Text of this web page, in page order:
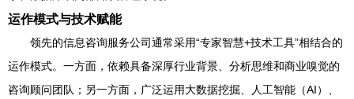
运作模式与技术赋能
领先的信息咨询服务公司通常采用“专家智慧+技术工具”相结合的
运作模式。一方面，依赖具备深厚行业背景、分析思维和商业嗅觉的
咨询顾问团队；另一方面，广泛运用大数据挖掘、人工智能（AI）、